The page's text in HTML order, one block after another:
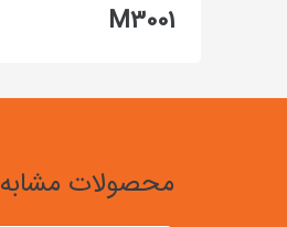
M3001
محصولات مشابه